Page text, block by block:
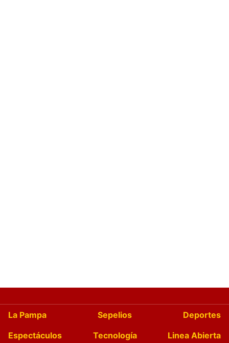
La Pampa Sepelios
Deportes
Espectáculos
Tecnología
Linea Abierta